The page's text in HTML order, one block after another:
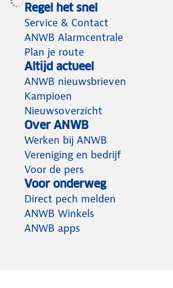
Regel het snel
Service & Contact
ANWB Alarmcentrale
Plan je route
Altijd actueel
ANWB nieuwsbrieven
Kampioen
Nieuwsoverzicht
Over ANWB
Werken bij ANWB
Vereniging en bedrijf
Voor de pers
Voor onderweg
Direct pech melden
ANWB Winkels
ANWB apps